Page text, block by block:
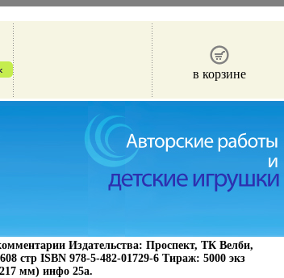
в корзине
Издательства: Проспект, ТК Велби,
стр ISBN 978-5-482-01729-6 Тираж: 5000 экз
мм) инфо 25a.